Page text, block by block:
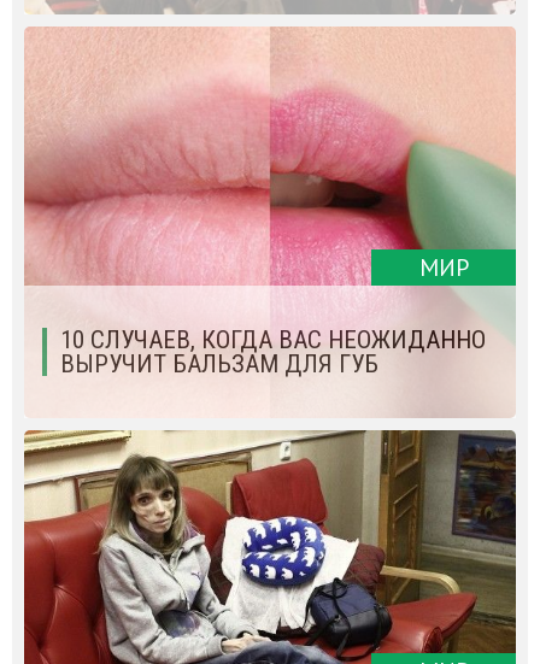
МИР
10 СЛУЧАЕВ, КОГДА ВАС НЕОЖИДАННО
ВЫРУЧИТ БАЛЬЗАМ ДЛЯ ГУБ